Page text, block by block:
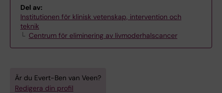
Del av:
Institutionen för klinisk vetenskap, intervention och
teknik
Centrum för eliminering av livmoderhalscancer
Är du Evert-Ben van Veen?
Redigera din profil